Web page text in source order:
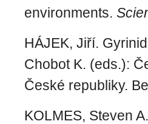
environments.
HÁJEK, Jiří.
Chobot K. (eds.):
České republiky.
KOLMES, Steven